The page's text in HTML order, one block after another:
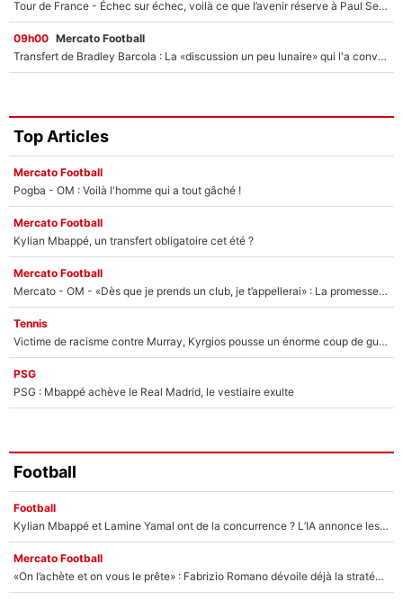
Tour de France - Échec sur échec, voilà ce que l’avenir réserve à Paul Seixas : «Tant qu’il y aura un Pogacar comme celui-là...»
09h00 Mercato Football
Transfert de Bradley Barcola : La «discussion un peu lunaire» qui l'a convaincu de quitter le PSG, son entourage est pointé du doigt
Top Articles
Mercato Football
Pogba - OM : Voilà l'homme qui a tout gâché !
Mercato Football
Kylian Mbappé, un transfert obligatoire cet été ?
Mercato Football
Mercato - OM - «Dès que je prends un club, je t’appellerai» : La promesse de Marcelino au moment de claquer la porte
Tennis
Victime de racisme contre Murray, Kyrgios pousse un énorme coup de gueule !
PSG
PSG : Mbappé achève le Real Madrid, le vestiaire exulte
Football
Football
Kylian Mbappé et Lamine Yamal ont de la concurrence ? L’IA annonce les 5 joueurs qui vont dominer le football dans les années à venir !
Mercato Football
«On l’achète et on vous le prête» : Fabrizio Romano dévoile déjà la stratégie du PSG avec le transfert de Zion Suzuki !